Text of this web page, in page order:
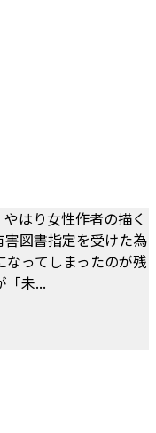
はり女性作者の描く
図書指定を受けた為
ってしまったのが残
「未...